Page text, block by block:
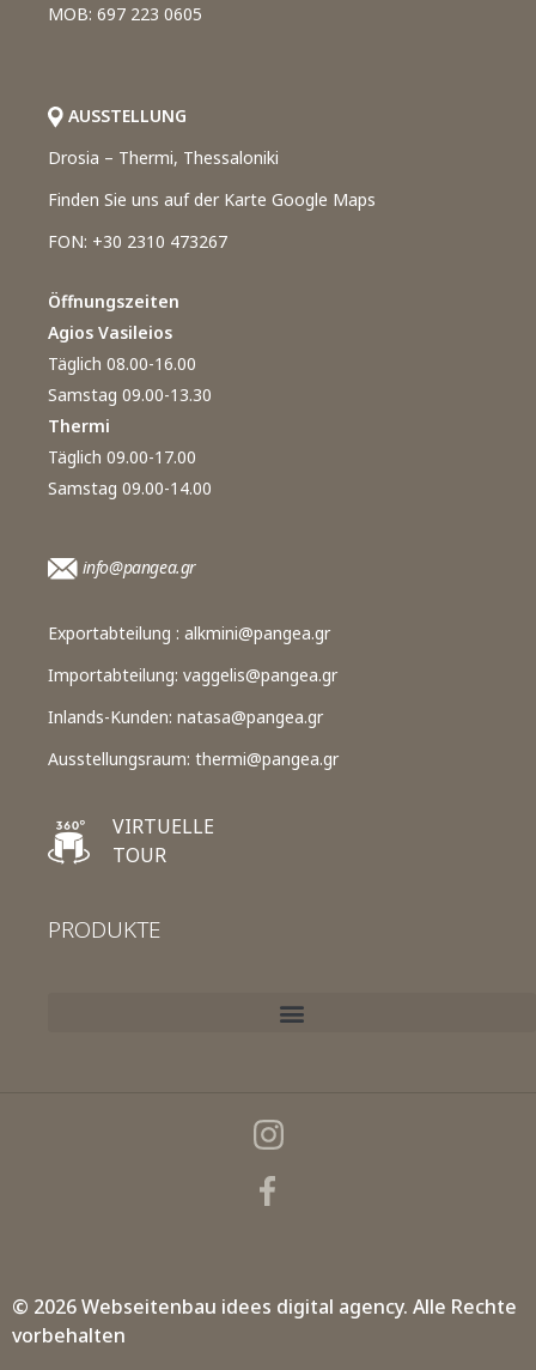
MOB: 697 223 0605
AUSSTELLUNG
Drosia – Thermi, Thessaloniki
Finden Sie uns auf der Karte Google Maps
FON: +30 2310 473267
Öffnungszeiten
Agios Vasileios
Täglich 08.00-16.00
Samstag 09.00-13.30
Thermi
Täglich 09.00-17.00
Samstag 09.00-14.00
info@pangea.gr
Exportabteilung : alkmini@pangea.gr
Importabteilung: vaggelis@pangea.gr
Inlands-Kunden: natasa@pangea.gr
Ausstellungsraum: thermi@pangea.gr
VIRTUELLE
TOUR
PRODUKTE
© 2026 Webseitenbau idees digital agency. Alle Rechte
vorbehalten